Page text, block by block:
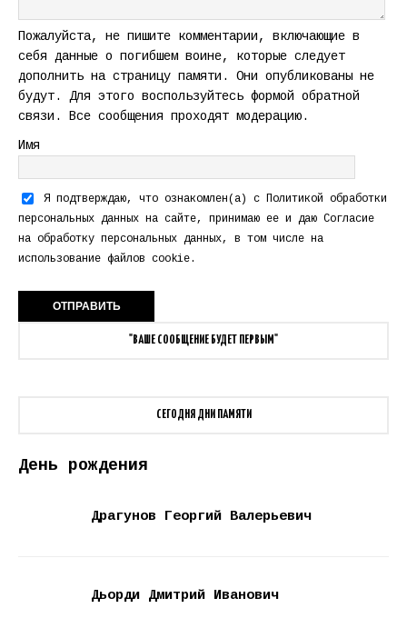
Пожалуйста, не пишите комментарии, включающие в
себя данные о погибшем воине, которые следует
дополнить на страницу памяти. Они опубликованы не
будут. Для этого воспользуйтесь формой обратной
связи. Все сообщения проходят модерацию.
Имя
Я подтверждаю, что ознакомлен(а) с Политикой обработки
персональных данных на сайте, принимаю ее и даю Согласие
на обработку персональных данных, в том числе на
использование файлов cookie.
"ВАШЕ СООБЩЕНИЕ БУДЕТ ПЕРВЫМ"
СЕГОДНЯ ДНИ ПАМЯТИ
День рождения
Драгунов Георгий Валерьевич
Дьорди Дмитрий Иванович